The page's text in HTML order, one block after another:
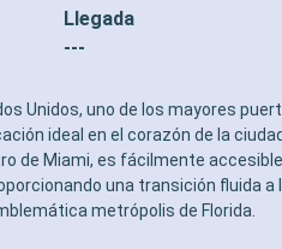
niños
prepago
-
teatro al
- Área de
-
-
-
Llegada
---
Unidos, uno de los mayores
ideal en el corazón de la
de Miami, es fácilmente
una transición fluida a
metrópolis de Florida.